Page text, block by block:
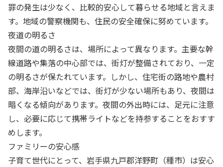
罪の発生は少なく、比較的安心して暮らせる地域と言えま
す。地域の警察機関も、住民の安全確保に努めています。
夜道の明るさ
夜間の道の明るさは、場所によって異なります。主要な幹
線道路や集落の中心部では、街灯が整備されており、一定
の明るさが保たれています。しかし、住宅街の路地や農村
部、海岸沿いなどでは、街灯が少ない場所もあり、夜間は
暗くなる傾向があります。夜間の外出時には、足元に注意
し、必要に応じて携帯ライトなどを持参することをおすす
めします。
ファミリーの安心感
子育て世代にとって、岩手県九戸郡洋野町（種市）は安心